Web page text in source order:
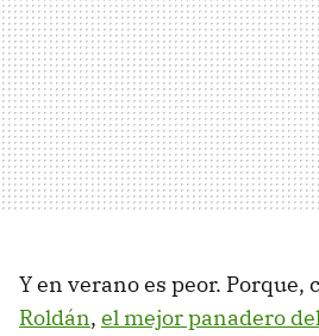
Y en verano es peor. Porque, c
Roldán, el mejor panadero